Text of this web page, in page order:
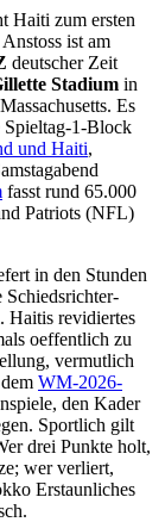
Haiti zum ersten
ist am
deutscher Zeit
Stadium in
Es
Spieltag-1-Block
und Haiti,
fasst rund 65.000
Patriots (NFL)
in den Stunden
Schiedsrichter-
Haitis revidiertes
oeffentlich zu
vermutlich
WM-2026-
den Kader
Sportlich gilt
drei Punkte holt,
wer verliert,
Erstaunliches